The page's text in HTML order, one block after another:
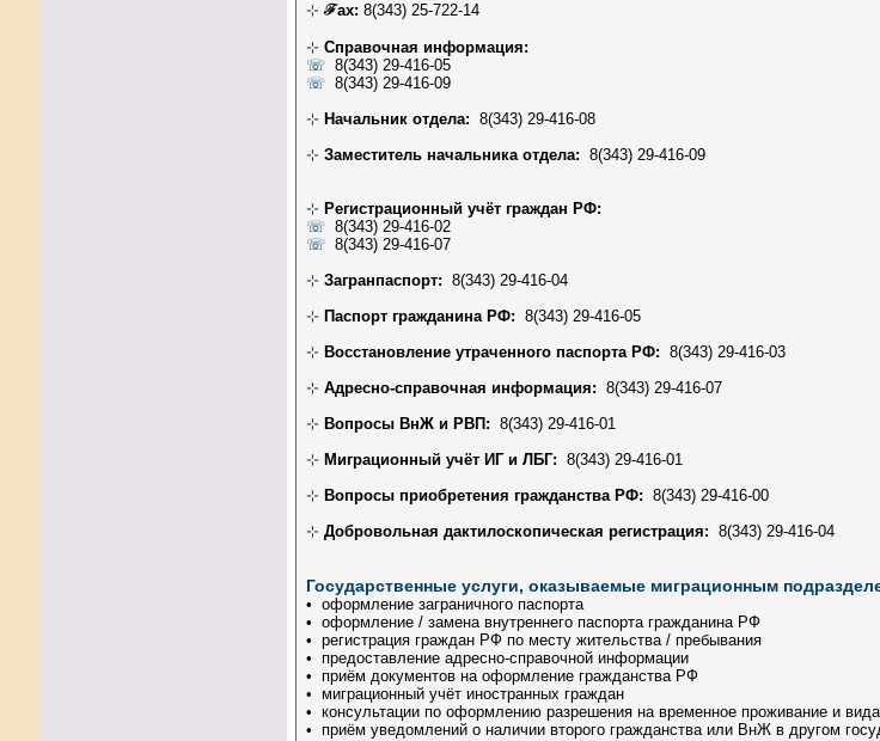
⊹ ℱax: 8(343) 25-722-14
⊹ Справочная информация:
☏ 8(343) 29-416-05
☏ 8(343) 29-416-09
⊹ Начальник отдела: 8(343) 29-416-08
⊹ Заместитель начальника отдела: 8(343) 29-416-09
⊹ Регистрационный учёт граждан РФ:
☏ 8(343) 29-416-02
☏ 8(343) 29-416-07
⊹ Загранпаспорт: 8(343) 29-416-04
⊹ Паспорт гражданина РФ: 8(343) 29-416-05
⊹ Восстановление утраченного паспорта РФ: 8(343) 29-416-03
⊹ Адресно-справочная информация: 8(343) 29-416-07
⊹ Вопросы ВнЖ и РВП: 8(343) 29-416-01
⊹ Миграционный учёт ИГ и ЛБГ: 8(343) 29-416-01
⊹ Вопросы приобретения гражданства РФ: 8(343) 29-416-00
⊹ Добровольная дактилоскопическая регистрация: 8(343) 29-416-04
Государственные услуги, оказываемые миграционным
• оформление заграничного паспорта
• оформление / замена внутреннего паспорта гражданина РФ
• регистрация граждан РФ по месту жительства / пребывания
• предоставление адресно-справочной информации
• приём документов на оформление гражданства РФ
• миграционный учёт иностранных граждан
• консультации по оформлению разрешения на временное проживание и
• приём уведомлений о наличии второго гражданства или ВнЖ в другом